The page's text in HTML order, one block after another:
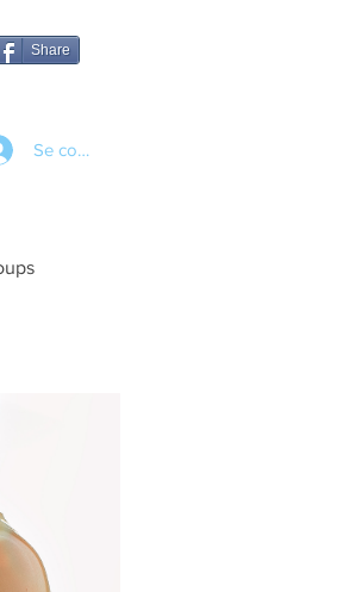
Share
Se connecter